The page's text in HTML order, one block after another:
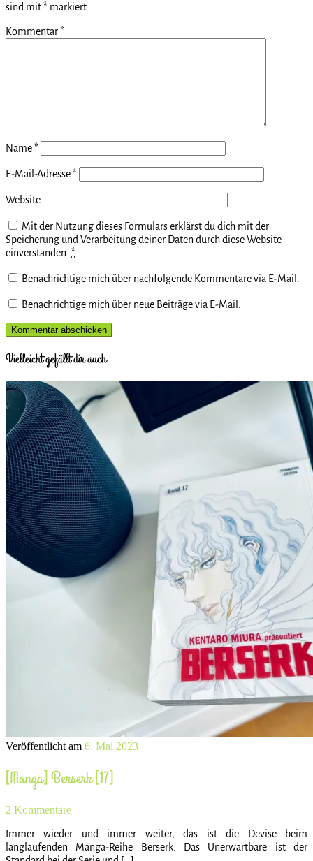
sind mit* markiert
Kommentar*
Name*
E-Mail-Adresse*
Website
Mit der Nutzung dieses Formulars erklärst du dich mit der
Speicherung und Verarbeitung deiner Daten durch diese Website
einverstanden. *
Benachrichtige mich über nachfolgende Kommentare via E-Mail.
Benachrichtige mich über neue Beiträge via E-Mail.
Vielleicht gefällt dir auch
Veröffentlicht am 6. Mai 2023
[Manga] Berserk [17]
2 Kommentare
Immer wieder und immer weiter, das ist die Devise beim
langlaufenden Manga-Reihe Berserk. Das Unerwartbare ist der